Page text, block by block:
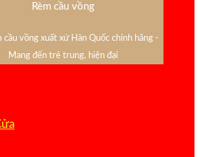
Rèm cầu vồng
cầu vồng xuất xứ Hàn Quốc chính hãng -
Mang đến trẻ trung, hiện đại